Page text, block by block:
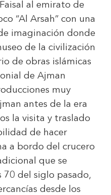
al emirato de
“Al Arsah” con una
imaginación donde
de la civilización
de obras islámicas
de Ajman
muy
antes de la era
la visita y traslado
de hacer
a bordo del crucero
que se
70 del siglo pasado,
desde los